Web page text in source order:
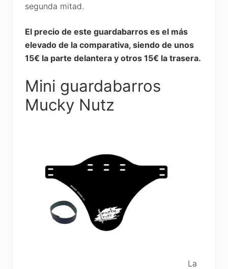
segunda mitad.
El precio de este guardabarros es el más
elevado de la comparativa, siendo de unos
15€ la parte delantera y otros 15€ la trasera.
Mini guardabarros
Mucky Nutz
La